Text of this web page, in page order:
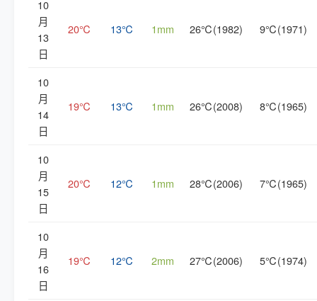
10
月
13
日
20℃ 13℃ 1mm 26℃(1982) 9℃(1971)
10
月
14
日
19℃ 13℃ 1mm 26℃(2008) 8℃(1965)
10
月
15
日
20℃ 12℃ 1mm 28℃(2006) 7℃(1965)
10
月
16
日
19℃ 12℃ 2mm 27℃(2006) 5℃(1974)